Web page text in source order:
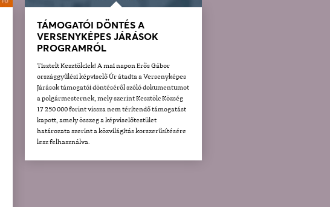
TÁMOGATÓI DÖNTÉS A
VERSENYKÉPES JÁRÁSOK
PROGRAMRÓL
Tisztelt Kesztölciek! A mai napon Erős Gábor
országgyűlési képviselő Úr átadta a Versenyképes
Járások támogatói döntéséről szóló dokumentumot
a polgármesternek, mely szerint Kesztölc Község
17 250 000 forint vissza nem térítendő támogatást
kapott, amely összeg a képviselőtestület
határozata szerint a közvilágítás korszerűsítésére
lesz felhasználva.